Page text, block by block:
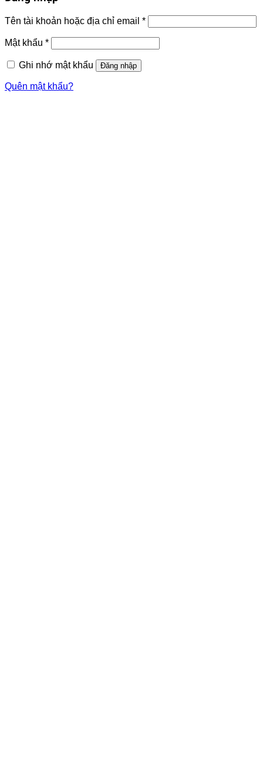
Tên tài khoản hoặc địa chỉ email *
Mật khẩu *
Ghi nhớ mật khẩu Đăng nhập
Quên mật khẩu?